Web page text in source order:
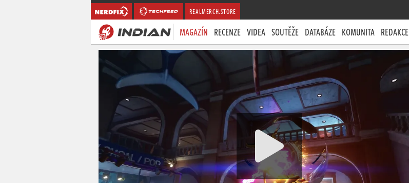
REALMERCH.STORE
MAGAZÍN RECENZE VIDEA SOUTĚŽE DATABÁZE KOMUNITA REDAKCE